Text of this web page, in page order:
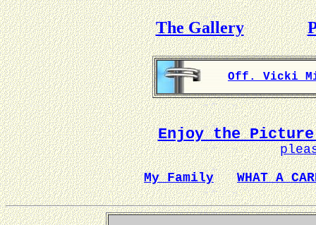
The Gallery
Off. Vicki
Enjoy the Picture
My Family
WHAT A